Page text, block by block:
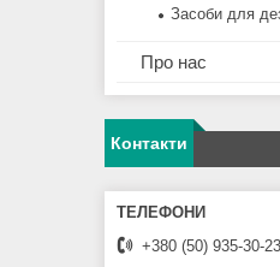
Засоби для
Про нас
Контакти
+380 (50) 935-30-23